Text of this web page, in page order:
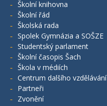
Školní knihovna
Školní řád
Školská rada
Spolek Gymnázia a SOŠZE
Studentský parlament
Školní časopis Šach
Škola v médiích
Centrum dalšího vzdělávání
Partneři
Zvonění